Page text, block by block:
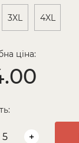
3XL 4XL
ціна:
+